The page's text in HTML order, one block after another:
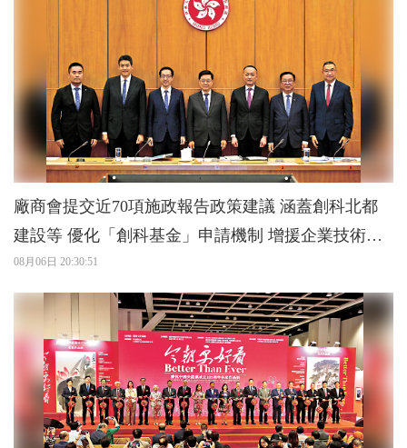
廠商會提交近70項施政報告政策建議 涵蓋創科北都
建設等 優化「創科基金」申請機制 增援企業技術應
用
08月06日 20:30:51